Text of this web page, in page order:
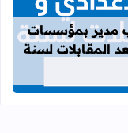
عن النتائج النهائية
مدير بمؤسسات
المقابلات لسنة